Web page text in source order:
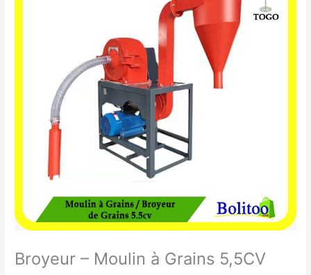
Broyeur – Moulin à Grains 5,5CV